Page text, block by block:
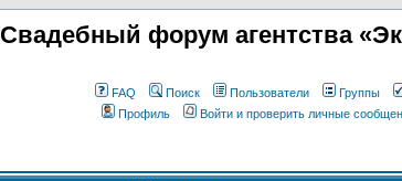
Свадебный форум агентства
FAQ Поиск Пользователи Группы
Профиль
Войти и проверить личные